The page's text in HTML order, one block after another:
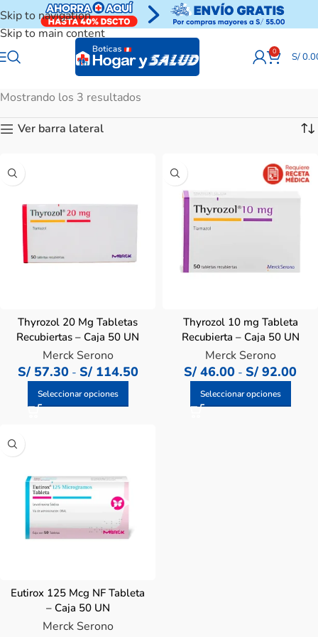
Skip to navigation
Skip to main content
0 S/
Mostrando los 3 resultados
Ver barra lateral
Thyrozol 20 Mg Tabletas
Recubiertas – Caja 50 UN
Merck Serono
S/57.30 - S/114.50
Seleccionar opciones
Thyrozol 10 mg Tableta
Recubierta – Caja 50 UN
Merck Serono
S/ 46.00 - S/ 92.00
Seleccionar opciones
Eutirox 125 Mcg NF Tableta
– Caja 50 UN
Merck Serono